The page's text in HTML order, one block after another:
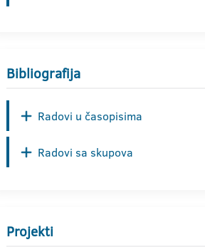
Bibliografija
Radovi u časopisima
Radovi sa skupova
Projekti